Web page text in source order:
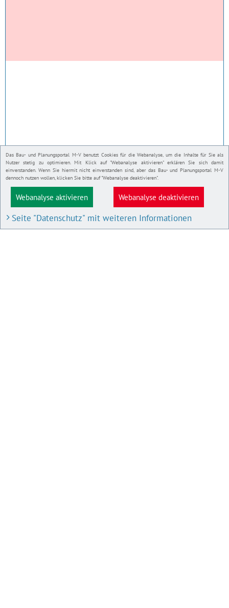
Das Bau- und Planungsportal M-V benutzt Cookies für die Webanalyse, um die Inhalte für Sie als
Nutzer stetig zu optimieren. Mit Klick auf "Webanalyse aktivieren" erklären Sie sich damit
einverstanden. Wenn Sie hiermit nicht einverstanden sind, aber das Bau- und Planungsportal M-V
dennoch nutzen wollen, klicken Sie bitte auf "Webanalyse deaktivieren".
Webanalyse aktivieren Webanalyse deaktivieren
Seite "Datenschutz" mit weiteren Informationen